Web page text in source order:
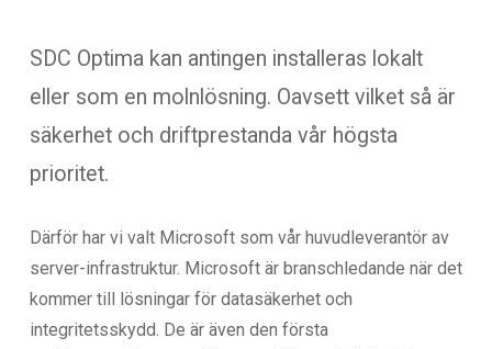
SDC Optima kan antingen installeras lokalt
eller som en molnlösning. Oavsett vilket så är
säkerhet och driftprestanda vår högsta
prioritet.
Därför har vi valt Microsoft som vår huvudleverantör av
server-infrastruktur. Microsoft är branschledande när det
kommer till lösningar för datasäkerhet och
integritetsskydd. De är även den första